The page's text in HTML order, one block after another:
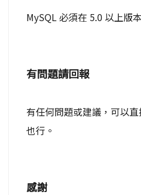
MySQL 必須在 5.0 以上版
有問題請回報
有任何問題或建議，可以
也行。
感謝